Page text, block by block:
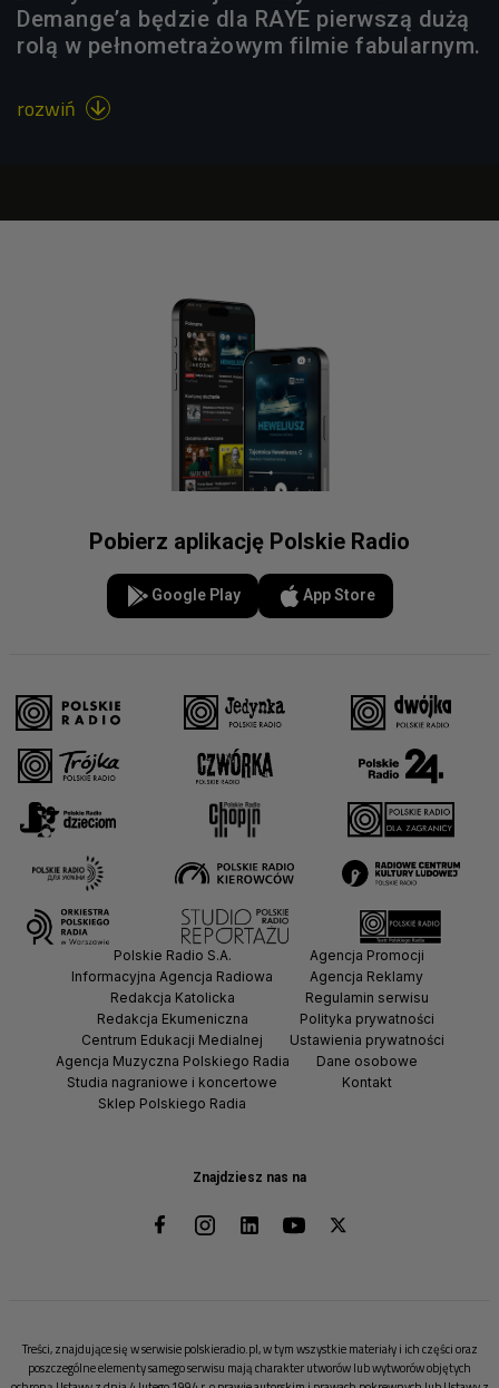
Demange’a będzie dla RAYE pierwszą dużą
rolą w pełnometrażowym filmie fabularnym.
rozwiń 
Pobierz aplikację Polskie Radio
Google Play App Store
Znajdziesz nas na
Polskie Radio S.A.
Informacyjna Agencja Radiowa
Redakcja Katolicka
Redakcja Ekumeniczna
Centrum Edukacji Medialnej
Agencja Muzyczna Polskiego Radia
Studia nagraniowe i koncertowe
Sklep Polskiego Radia
Agencja Promocji
Agencja Reklamy
Regulamin serwisu
Polityka prywatności
Ustawienia prywatności
Dane osobowe
Kontakt
Treści, znajdujące się w serwisie polskieradio.pl, w tym wszystkie materiały i ich części oraz
poszczególne elementy samego serwisu mają charakter utworów lub wytworów objętych